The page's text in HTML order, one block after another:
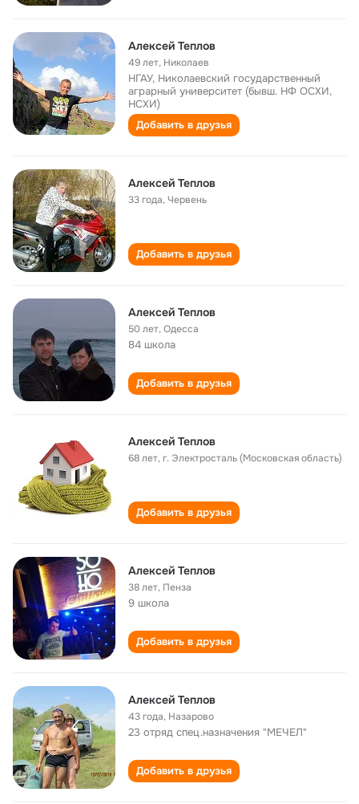
Алексей Теплов
49 лет, Николаев
НГАУ, Николаевский государственный
аграрный университет (бывш. НФ ОСХИ,
НСХИ)
Добавить в друзья
Алексей Теплов
33 года,Червень
Добавить в друзья
Алексей Теплов
50 лет,Одесса
84 школа
Добавить в друзья
Алексей Теплов
68 лет,г. Электросталь (Московская область)
Добавить в друзья
Алексей Теплов
38 лет, Пенза
9 школа
Добавить в друзья
Алексей Теплов
43 года, Назарово
23 отряд спец.назначения "МЕЧЕЛ"
Добавить в друзья